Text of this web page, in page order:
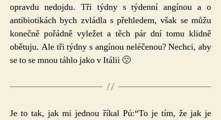
opravdu nedojdu. Tři týdny s týdenní angínou a o
antibiotikách bych zvládla s přehledem, však se můžu
konečně pořádně vyležet a těch pár dní tomu klidně
obětuju. Ale tři týdny s angínou neléčenou? Nechci, aby
se to se mnou táhlo jako v Itálii 🙁
Je to tak, jak mi jednou říkal Pú:“To je tím, že jak je